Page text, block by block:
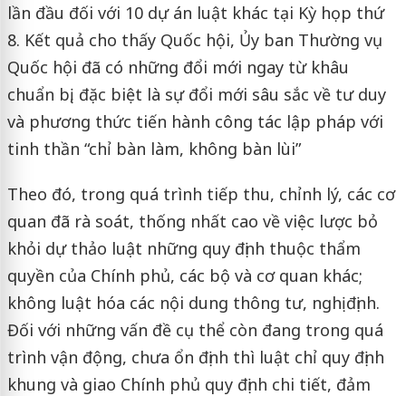
lần đầu đối với 10 dự án luật khác tại Kỳ họp thứ
8. Kết quả cho thấy Quốc hội, Ủy ban Thường vụ
Quốc hội đã có những đổi mới ngay từ khâu
chuẩn bị, đặc biệt là sự đổi mới sâu sắc về tư duy
và phương thức tiến hành công tác lập pháp với
tinh thần “chỉ bàn làm, không bàn lùi”
Theo đó, trong quá trình tiếp thu, chỉnh lý, các cơ
quan đã rà soát, thống nhất cao về việc lược bỏ
khỏi dự thảo luật những quy định thuộc thẩm
quyền của Chính phủ, các bộ và cơ quan khác;
không luật hóa các nội dung thông tư, nghị định.
Đối với những vấn đề cụ thể còn đang trong quá
trình vận động, chưa ổn định thì luật chỉ quy định
khung và giao Chính phủ quy định chi tiết, đảm